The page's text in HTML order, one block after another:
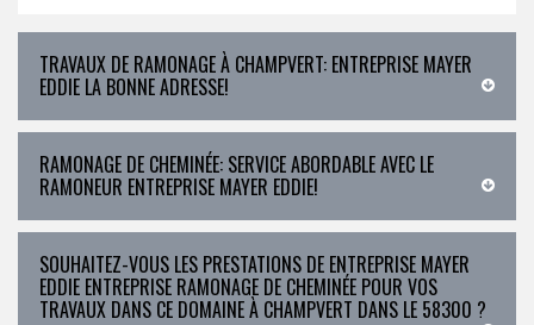
TRAVAUX DE RAMONAGE À CHAMPVERT: ENTREPRISE MAYER
EDDIE LA BONNE ADRESSE!
RAMONAGE DE CHEMINÉE: SERVICE ABORDABLE AVEC LE
RAMONEUR ENTREPRISE MAYER EDDIE!
SOUHAITEZ-VOUS LES PRESTATIONS DE ENTREPRISE MAYER
EDDIE ENTREPRISE RAMONAGE DE CHEMINÉE POUR VOS
TRAVAUX DANS CE DOMAINE À CHAMPVERT DANS LE 58300 ?